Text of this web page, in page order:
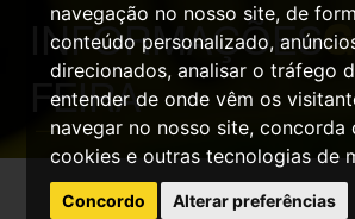
navegação no nosso site, de
conteúdo personalizado,
direcionados, analisar o tráfego
entender de onde vêm os
navegar no nosso site, concorda
cookies e outras tecnologias de
Concordo Alterar preferências
INFORMAÇÕES
FEIRA